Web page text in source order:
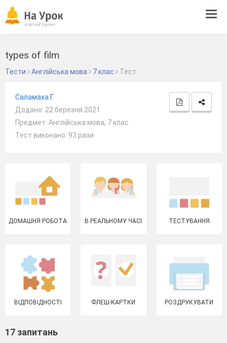
types of film
Тести Англійська мова 7 клас Тест
Саламаха Г.
Додано: 22 березня 2021
Предмет: Англійська мова, 7 клас
Тест виконано: 93 рази
ДОМАШНЯ РОБОТА В РЕАЛЬНОМУ ЧАСІ ТЕСТУВАННЯ
ВІДПОВІДНОСТІ ФЛЕШ-КАРТКИ РОЗДРУКУВАТИ
17 запитань